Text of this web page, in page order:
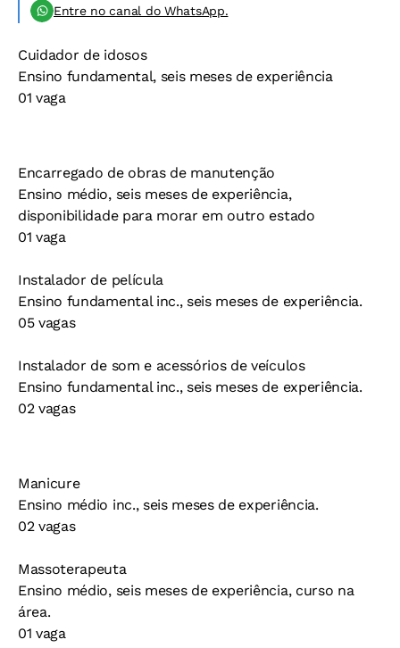
Entre no canal do WhatsApp.
Cuidador de idosos
Ensino fundamental, seis meses de experiência
01 vaga
Encarregado de obras de manutenção
Ensino médio, seis meses de experiência,
disponibilidade para morar em outro estado
01 vaga
Instalador de película
Ensino fundamental inc., seis meses de experiência.
05 vagas
Instalador de som e acessórios de veículos
Ensino fundamental inc., seis meses de experiência.
02 vagas
Manicure
Ensino médio inc., seis meses de experiência.
02 vagas
Massoterapeuta
Ensino médio, seis meses de experiência, curso na
área.
01 vaga